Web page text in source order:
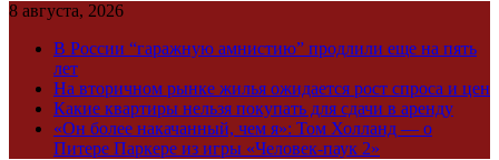
8 августа, 2026
В России “гаражную амнистию” продлили еще на пять
лет
На вторичном рынке жилья ожидается рост спроса и цен
Какие квартиры нельзя покупать для сдачи в аренду
«Он более накачанный, чем я»: Том Холланд — о
Питере Паркере из игры «Человек-паук 2»